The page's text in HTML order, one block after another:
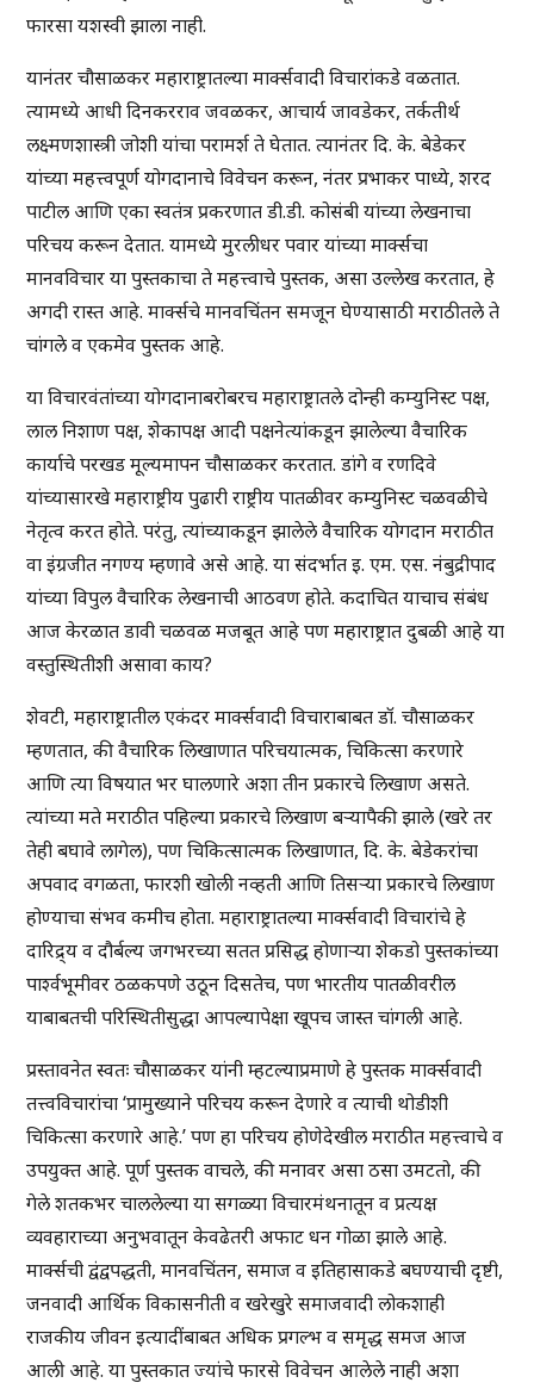
फारसा यशस्वी झाला नाही.
यानंतर चौसाळकर महाराष्ट्रातल्या मार्क्सवादी विचारांकडे वळतात.
त्यामध्ये आधी दिनकरराव जवळकर, आचार्य जावडेकर, तर्कतीर्थ
लक्ष्मणशास्त्री जोशी यांचा परामर्श ते घेतात. त्यानंतर दि. के. बेडेकर
यांच्या महत्त्वपूर्ण योगदानाचे विवेचन करून, नंतर प्रभाकर पाध्ये, शरद
पाटील आणि एका स्वतंत्र प्रकरणात डी.डी. कोसंबी यांच्या लेखनाचा
परिचय करून देतात. यामध्ये मुरलीधर पवार यांच्या मार्क्सचा
मानवविचार या पुस्तकाचा ते महत्त्वाचे पुस्तक, असा उल्लेख करतात, हे
अगदी रास्त आहे. मार्क्सचे मानवचिंतन समजून घेण्यासाठी मराठीतले ते
चांगले व एकमेव पुस्तक आहे.
या विचारवंतांच्या योगदानाबरोबरच महाराष्ट्रातले दोन्ही कम्युनिस्ट पक्ष,
लाल निशाण पक्ष, शेकापक्ष आदी पक्षनेत्यांकडून झालेल्या वैचारिक
कार्याचे परखड मूल्यमापन चौसाळकर करतात. डांगे व रणदिवे
यांच्यासारखे महाराष्ट्रीय पुढारी राष्ट्रीय पातळीवर कम्युनिस्ट चळवळीचे
नेतृत्व करत होते. परंतु, त्यांच्याकडून झालेले वैचारिक योगदान मराठीत
वा इंग्रजीत नगण्य म्हणावे असे आहे. या संदर्भात इ. एम. एस. नंबुद्रीपाद
यांच्या विपुल वैचारिक लेखनाची आठवण होते. कदाचित याचाच संबंध
आज केरळात डावी चळवळ मजबूत आहे पण महाराष्ट्रात दुबळी आहे या
वस्तुस्थितीशी असावा काय?
शेवटी, महाराष्ट्रातील एकंदर मार्क्सवादी विचाराबाबत डॉ. चौसाळकर
म्हणतात, की वैचारिक लिखाणात परिचयात्मक, चिकित्सा करणारे
आणि त्या विषयात भर घालणारे अशा तीन प्रकारचे लिखाण असते.
त्यांच्या मते मराठीत पहिल्या प्रकारचे लिखाण बऱ्यापैकी झाले (खरे तर
तेही बघावे लागेल), पण चिकित्सात्मक लिखाणात, दि. के. बेडेकरांचा
अपवाद वगळता, फारशी खोली नव्हती आणि तिसऱ्या प्रकारचे लिखाण
होण्याचा संभव कमीच होता. महाराष्ट्रातल्या मार्क्सवादी विचारांचे हे
दारिद्र्य व दौर्बल्य जगभरच्या सतत प्रसिद्ध होणाऱ्या शेकडो पुस्तकांच्या
पार्श्वभूमीवर ठळकपणे उठून दिसतेच, पण भारतीय पातळीवरील
याबाबतची परिस्थितीसुद्धा आपल्यापेक्षा खूपच जास्त चांगली आहे.
प्रस्तावनेत स्वतः चौसाळकर यांनी म्हटल्याप्रमाणे हे पुस्तक मार्क्सवादी
तत्त्वविचारांचा ‘प्रामुख्याने परिचय करून देणारे व त्याची थोडीशी
चिकित्सा करणारे आहे.’ पण हा परिचय होणेदेखील मराठीत महत्त्वाचे व
उपयुक्त आहे. पूर्ण पुस्तक वाचले, की मनावर असा ठसा उमटतो, की
गेले शतकभर चाललेल्या या सगळ्या विचारमंथनातून व प्रत्यक्ष
व्यवहाराच्या अनुभवातून केवढेतरी अफाट धन गोळा झाले आहे.
मार्क्सची द्वंद्वपद्धती, मानवचिंतन, समाज व इतिहासाकडे बघण्याची दृष्टी,
जनवादी आर्थिक विकासनीती व खरेखुरे समाजवादी लोकशाही
राजकीय जीवन इत्यादींबाबत अधिक प्रगल्भ व समृद्ध समज आज
आली आहे. या पुस्तकात ज्यांचे फारसे विवेचन आलेले नाही अशा